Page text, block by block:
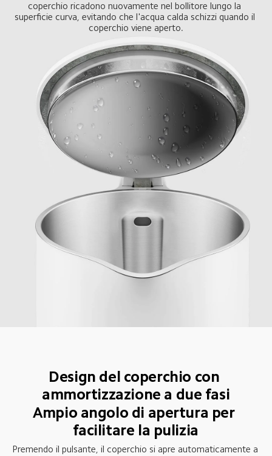
coperchio ricadono nuovamente nel bollitore lungo la
superficie curva, evitando che l'acqua calda schizzi quando il
coperchio viene aperto.
Design del coperchio con
ammortizzazione a due fasi
Ampio angolo di apertura per
facilitare la pulizia
Premendo il pulsante, il coperchio si apre automaticamente a